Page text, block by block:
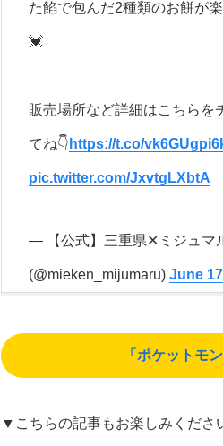
た餡で包んだ2種類のお餅が
💓
販売場所など詳細はこちらを
てね👇 https://t.co/
pic.twitter.com/JxvtgLXbtA
— 【公式】三重県✕ミジュマ
(@mieken_mijumaru) June
「ポケットモ
▼こちらの記事もお楽しみくださ